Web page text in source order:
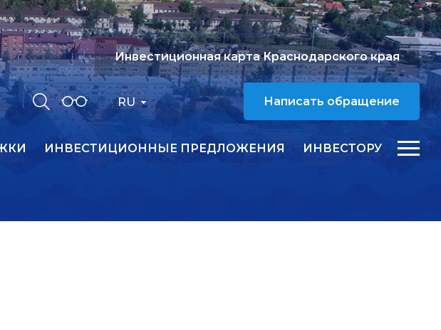
RU
Инвестиционная карта Краснодарского края
Написать обращение
ИНВЕСТИЦИОННЫЕ ПРЕДЛОЖЕНИЯ ИНВЕСТОРУ